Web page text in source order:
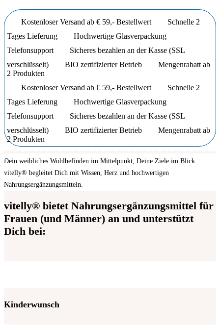
Kostenloser Versand ab € 59,- Bestellwert
Schnelle 2
Tages Lieferung
Hochwertige Glasverpackung
Telefonsupport
Sicheres bezahlen an der Kasse (SSL
verschlüsselt)
BIO zertifizierter Betrieb
Mengenrabatt ab
2 Produkten
Kostenloser Versand ab € 59,- Bestellwert
Schnelle 2
Tages Lieferung
Hochwertige Glasverpackung
Telefonsupport
Sicheres bezahlen an der Kasse (SSL
verschlüsselt)
BIO zertifizierter Betrieb
Mengenrabatt ab
2 Produkten
Dein weibliches Wohlbefinden im Mittelpunkt, Deine Ziele im Blick.
vitelly® begleitet Dich mit Wissen, Herz und hochwertigen
Nahrungsergänzungsmitteln.
vitelly® bietet Nahrungsergänzungsmittel für
Frauen (und Männer) an und unterstützt
Dich bei:
Kinderwunsch